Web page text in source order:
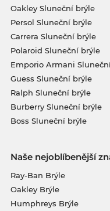
Oakley Sluneční brýle
Persol Sluneční brýle
Carrera Sluneční brýle
Polaroid Sluneční brýle
Emporio Armani
Guess Sluneční brýle
Ralph Sluneční brýle
Burberry Sluneční brýle
Boss Sluneční brýle
Naše nejoblíbenější
Ray-Ban Brýle
Oakley Brýle
Humphreys Brýle